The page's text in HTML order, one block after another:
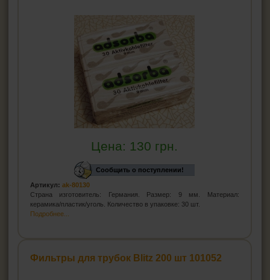
Цена: 130 грн.
Сообщить о поступлении!
Артикул: ak-80130
Страна изготовитель: Германия. Размер: 9 мм. Материал:
керамика/пластик/уголь. Количество в упаковке: 30 шт.
Подробнее...
Фильтры для трубок Blitz 200 шт 101052